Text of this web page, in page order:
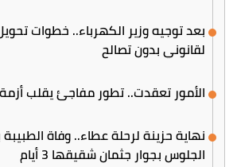
بعد توجيه وزير الكهرباء.. خطوات
لقانوني بدون تصالح
الأمور تعقدت.. تطور مفاجئ يقلب أزمة
نهاية حزينة لرحلة عطاء.. وفاة
الجلوس بجوار جثمان شقيقها 3 أيام